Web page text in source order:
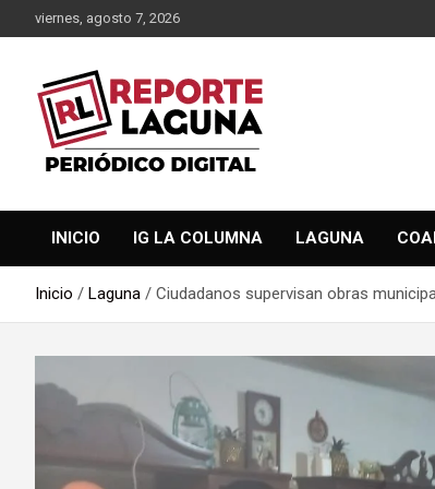
al
viernes, agosto 7, 2026
Reporte Laguna
INICIO IG LA COLUMNA LAGUNA
Inicio Laguna Ciudadanos supervisan obras